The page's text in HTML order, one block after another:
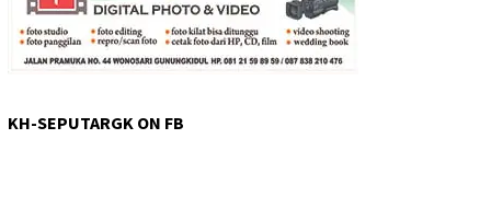
KH-SEPUTARGK ON FB